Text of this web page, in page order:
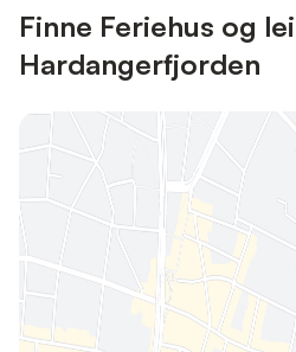
Finne Feriehus og
Hardangerfjorden